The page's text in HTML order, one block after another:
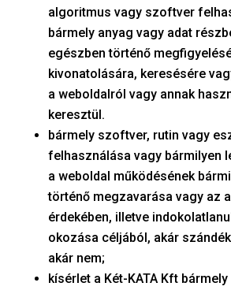
algoritmus vagy szoftver
bármely anyag vagy adat
egészben történő
kivonatolására, keresésére
a weboldalról vagy annak
keresztül.
bármely szoftver, rutin vagy
felhasználása vagy bármilyen
a weboldal működésének
történő megzavarása vagy az
érdekében, illetve
okozása céljából, akár
akár nem;
kísérlet a Két-KATA Kft